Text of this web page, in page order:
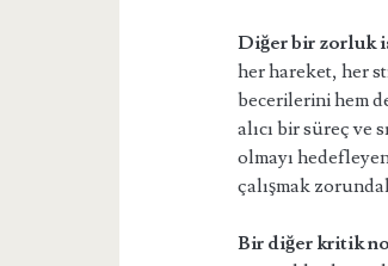
Diğer bir zorluk
her hareket, her
becerilerini hem
alıcı bir süreç ve
olmayı
çalışmak
Bir diğer kritik